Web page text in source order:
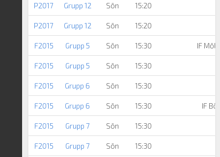
P2017 Grupp 12 Sön 15:20
P2017 Grupp 12 Sön 15:20
F2015 Grupp 5 Sön 15:30 IF
F2015 Grupp 5 Sön 15:30
F2015 Grupp 6 Sön 15:30
F2015 Grupp 6 Sön 15:30 IF
F2015 Grupp 7 Sön 15:30
F2015 Grupp 7 Sön 15:30